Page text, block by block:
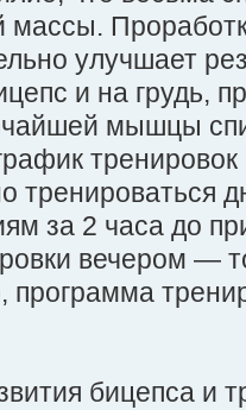
массы.
улучшает
и на грудь,
мышцы
тренироваться
за 2 часа до
вечером —
программа
бицепса и